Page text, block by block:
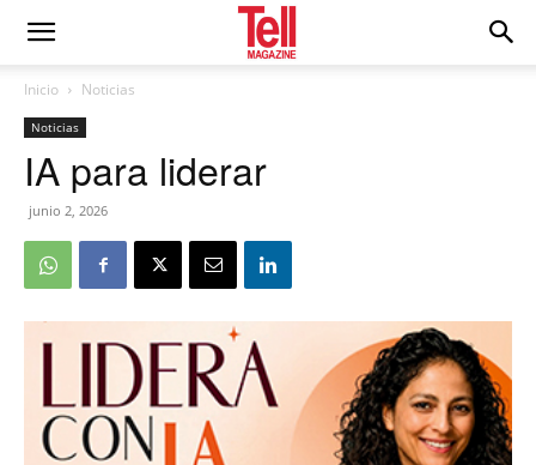
Inicio Noticias
Noticias
IA para liderar
junio 2, 2026